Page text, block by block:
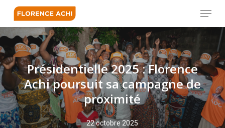
Skip
main
content
Menu
Présidentielle 2025 : Florence
Achi poursuit sa campagne de
proximité
22 octobre 2025
Close
Menu